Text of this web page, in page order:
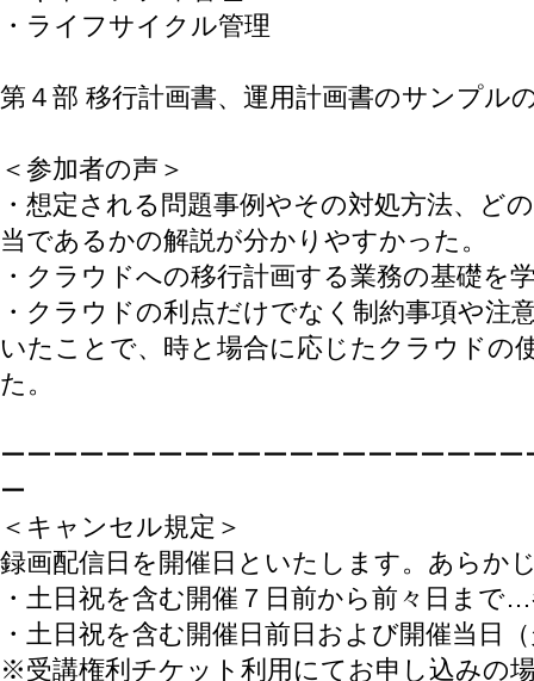
・ライフサイクル管理
第４部 移行計画書、運用計画書のサンプル
＜参加者の声＞
・想定される問題事例やその対処方法、ど
当であるかの解説が分かりやすかった。
・クラウドへの移行計画する業務の基礎を
・クラウドの利点だけでなく制約事項や注
いたことで、時と場合に応じたクラウドの
た。
ーーーーーーーーーーーーーーーーーーー
ー
＜キャンセル規定＞
録画配信日を開催日といたします。あらか
・土日祝を含む開催７日前から前々日まで
・土日祝を含む開催日前日および開催当日
※受講権利チケット利用にてお申し込みの